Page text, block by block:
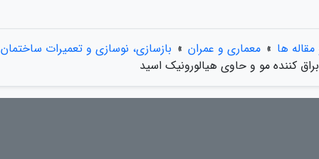
ها » معماری و عمران » بازسازی، نوسازی و تعمیرات ساختمان
براق کننده مو و حاوی هیالورونیک اسید